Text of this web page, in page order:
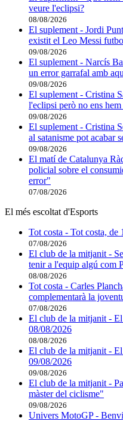
veure l'eclipsi?
08/08/2026
El suplement - Jordi
existit el Leo Messi
09/08/2026
El suplement - Narcís
un error garrafal amb
09/08/2026
El suplement - Cristina
l'eclipsi però no ens
09/08/2026
El suplement - Cristina
al satanisme pot acabar
09/08/2026
El matí de Catalunya
policial sobre el
error"
07/08/2026
El més escoltat d'Esports
Tot costa - Tot costa,
07/08/2026
El club de la mitjanit -
tenir a l'equip algú com
08/08/2026
Tot costa - Carles
complementarà la
07/08/2026
El club de la mitjanit -
08/08/2026
08/08/2026
El club de la mitjanit -
09/08/2026
09/08/2026
El club de la mitjanit -
màster del ciclisme"
09/08/2026
Univers MotoGP -